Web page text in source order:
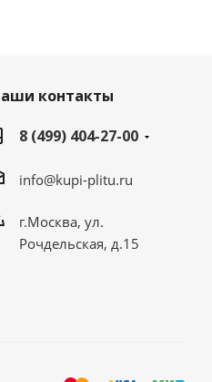
контакты
8 (499) 404-27-00
info@kupi-plitu.ru
г.Москва, ул.
Рочдельская, д.15